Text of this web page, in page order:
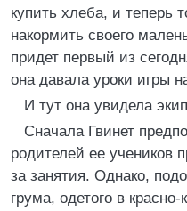
купить хлеба, и теперь
накормить своего
придет первый из
она давала уроки игры
И тут она увидела
Сначала Гвинет
родителей ее учеников
за занятия. Однако,
грума, одетого в